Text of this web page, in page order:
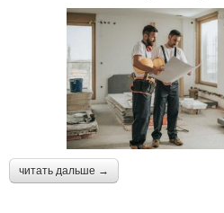
читать дальше →